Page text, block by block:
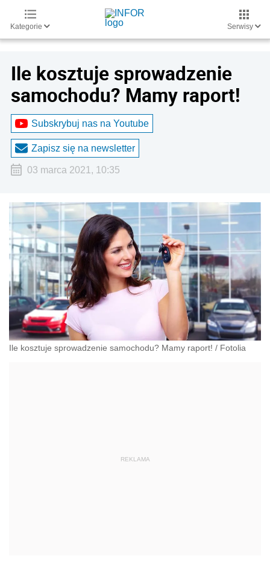
Kategorie Serwisy
Ile kosztuje sprowadzenie
samochodu? Mamy raport!
Subskrybuj nas na Youtube
Zapisz się na newsletter
03 marca 2021, 10:35
Ile kosztuje sprowadzenie samochodu? Mamy raport! / Fotolia